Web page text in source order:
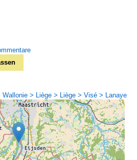
> Liège > Liège > Visé > Lanaye